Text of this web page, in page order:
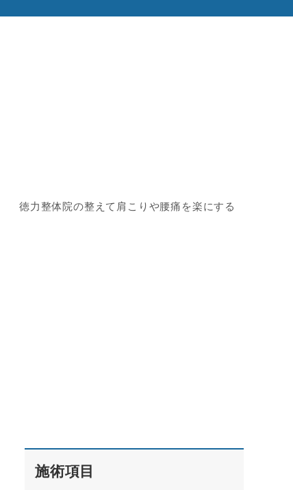
徳力整体院の整えて肩こりや腰痛を楽にする
施術項目